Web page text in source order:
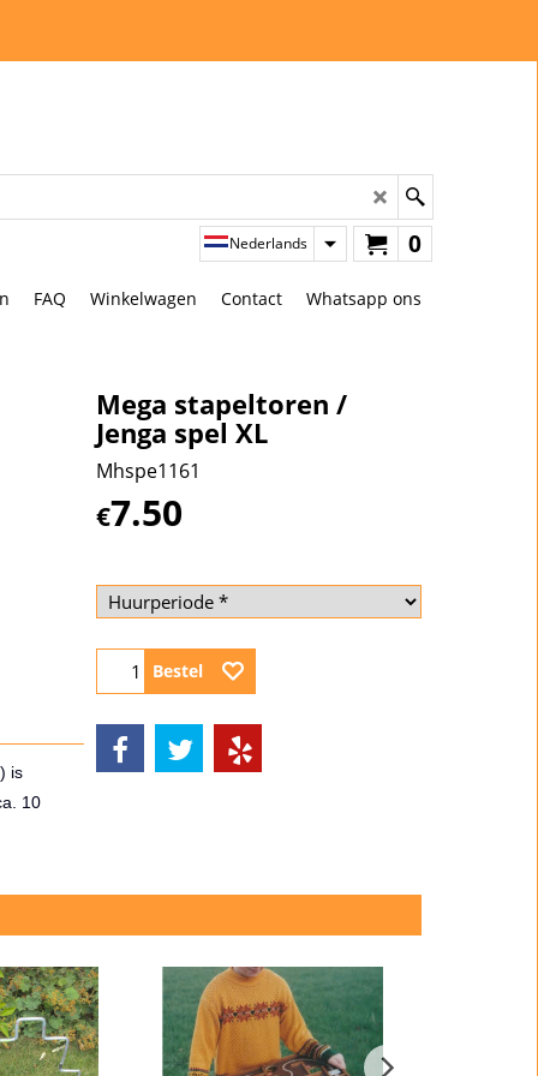
0
Nederlands
FAQ Winkelwagen Contact Whatsapp ons
Mega stapeltoren /
Jenga spel XL
Mhspe1161
€7.50
Bestel
is
10